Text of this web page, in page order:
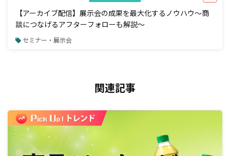
【アーカイブ配信】展示会の成果を最大化するノウハウ～商
談につなげるアフターフォローも解説～
セミナー・展示会
関連記事